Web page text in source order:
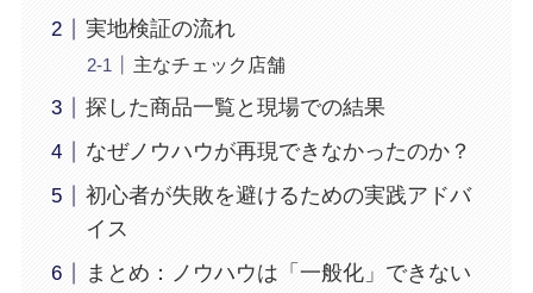
実地検証の流れ
主なチェック店舗
探した商品一覧と現場での結果
なぜノウハウが再現できなかったのか？
初心者が失敗を避けるための実践アドバ
イス
まとめ：ノウハウは「一般化」できない